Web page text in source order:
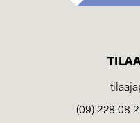
(09) 228 08